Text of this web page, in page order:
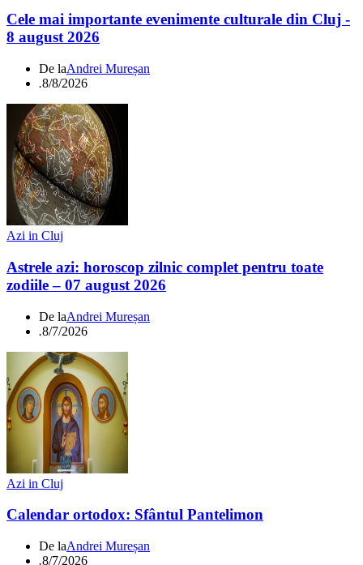
Cele mai importante evenimente culturale din Cluj -
8 august 2026
De laAndrei Mureșan
.8/8/2026
Azi in Cluj
Astrele azi: horoscop zilnic complet pentru toate
zodiile – 07 august 2026
De laAndrei Mureșan
.8/7/2026
Azi in Cluj
Calendar ortodox: Sfântul Pantelimon
De laAndrei Mureșan
.8/7/2026